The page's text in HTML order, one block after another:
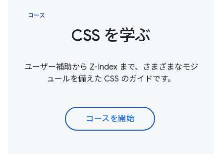
コース
CSS を学ぶ
ユーザー補助から Z-Index まで、さまざまなモジ
ュールを備えた CSS のガイドです。
コースを開始